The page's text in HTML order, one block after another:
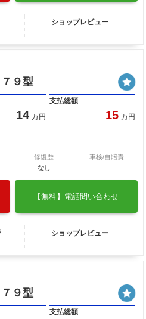
ショップレビュー
―
９型
14 万円
支払総額
15 万円
修復歴
なし
車検/自賠責
―
【無料】電話問い合わせ
ショップレビュー
―
９型
支払総額